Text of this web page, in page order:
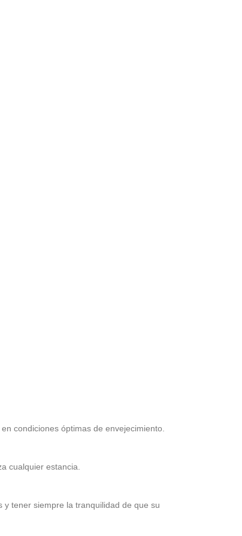
condiciones óptimas de envejecimiento.
cualquier estancia.
tener siempre la tranquilidad de que su